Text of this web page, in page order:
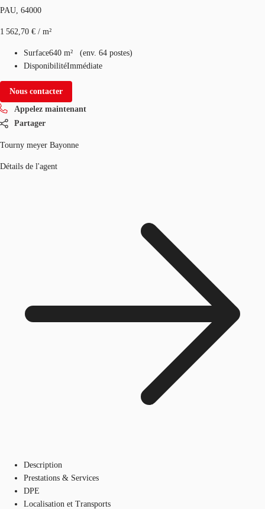
PAU, 64000
1 562,70 € / m²
Surface640 m² (env. 64 postes)
DisponibilitéImmédiate
Nous contacter
Appelez maintenant
Partager
Tourny meyer Bayonne
Détails de l'agent
Description
Prestations & Services
DPE
Localisation et Transports